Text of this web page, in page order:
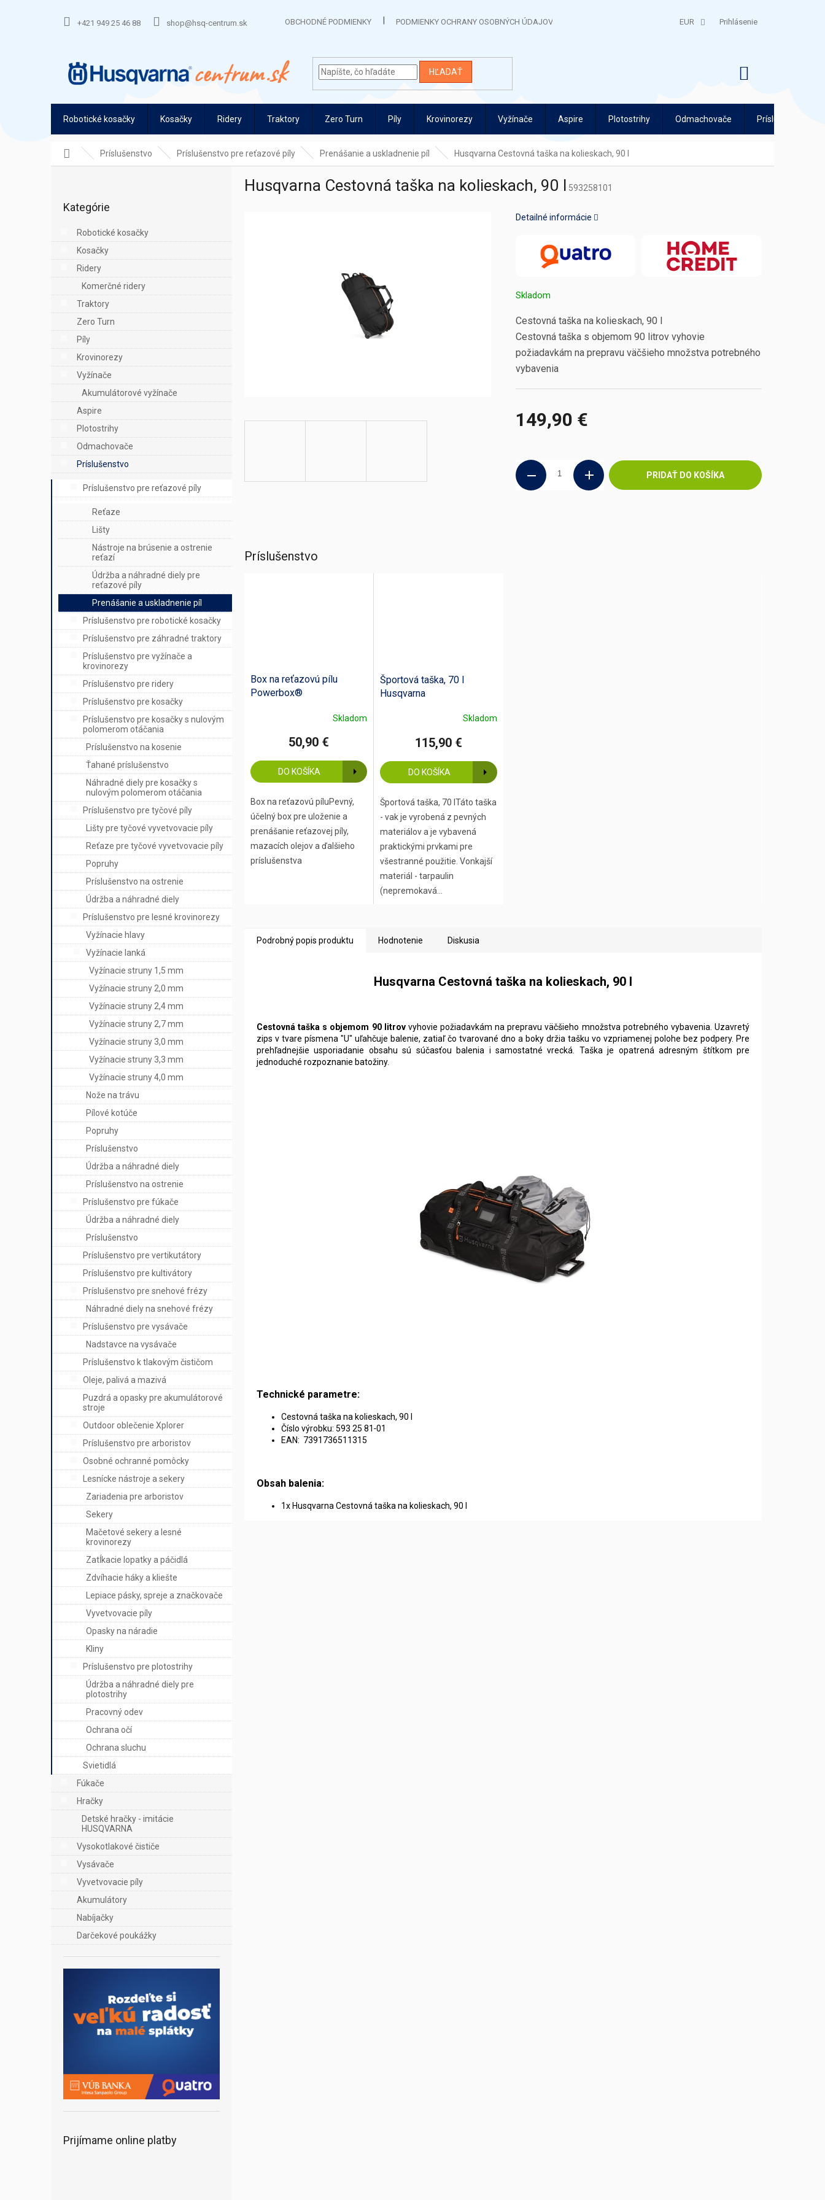
+421 949 25 46 88 shop@hsq-centrum.sk OBCHODNÉ PODMIENKY PODMIENKY OCHRANY OSOBNÝCH ÚDAJOV EUR Prihlásenie
HĽADAŤ
Robotické kosačky Kosačky Ridery Traktory Zero Turn Píly Krovinorezy Vyžínače Aspire Plotostrihy Odmachovače Príslušenstvo
DomovPríslušenstvo Príslušenstvo pre reťazové píly Prenášanie a uskladnenie píl Husqvarna Cestovná taška na kolieskach, 90 l
p
e
l
kategórie
Kategórie
Robotické kosačky
Kosačky
Ridery
Komerčné ridery
Traktory
Zero Turn
Píly
Krovinorezy
Vyžínače
Akumulátorové vyžínače
Aspire
Plotostrihy
Odmachovače
Príslušenstvo
Príslušenstvo pre reťazové píly
Reťaze
Lišty
Nástroje na brúsenie a ostrenie
reťazí
Údržba a náhradné diely pre
reťazové píly
Prenášanie a uskladnenie píl
Príslušenstvo pre robotické kosačky
Príslušenstvo pre záhradné traktory
Príslušenstvo pre vyžínače a
krovinorezy
Príslušenstvo pre ridery
Príslušenstvo pre kosačky
Príslušenstvo pre kosačky s nulovým
polomerom otáčania
Príslušenstvo na kosenie
Ťahané príslušenstvo
Náhradné diely pre kosačky s
nulovým polomerom otáčania
Príslušenstvo pre tyčové píly
Lišty pre tyčové vyvetvovacie píly
Reťaze pre tyčové vyvetvovacie píly
Popruhy
Príslušenstvo na ostrenie
Údržba a náhradné diely
Príslušenstvo pre lesné krovinorezy
Vyžínacie hlavy
Vyžínacie lanká
Vyžínacie struny 1,5 mm
Vyžínacie struny 2,0 mm
Vyžínacie struny 2,4 mm
Vyžínacie struny 2,7 mm
Vyžínacie struny 3,0 mm
Vyžínacie struny 3,3 mm
Vyžínacie struny 4,0 mm
Nože na trávu
Pílové kotúče
Popruhy
Príslušenstvo
Údržba a náhradné diely
Príslušenstvo na ostrenie
Príslušenstvo pre fúkače
Údržba a náhradné diely
Príslušenstvo
Príslušenstvo pre vertikutátory
Príslušenstvo pre kultivátory
Príslušenstvo pre snehové frézy
Náhradné diely na snehové frézy
Príslušenstvo pre vysávače
Nadstavce na vysávače
Príslušenstvo k tlakovým čističom
Oleje, palivá a mazivá
Puzdrá a opasky pre akumulátorové
stroje
Outdoor oblečenie Xplorer
Príslušenstvo pre arboristov
Osobné ochranné pomôcky
Lesnícke nástroje a sekery
Zariadenia pre arboristov
Sekery
Mačetové sekery a lesné
krovinorezy
Zatĺkacie lopatky a páčidlá
Zdvíhacie háky a kliešte
Lepiace pásky, spreje a značkovače
Vyvetvovacie píly
Opasky na náradie
Kliny
Príslušenstvo pre plotostrihy
Údržba a náhradné diely pre
plotostrihy
Pracovný odev
Ochrana očí
Ochrana sluchu
Svietidlá
Fúkače
Hračky
Detské hračky - imitácie
HUSQVARNA
Vysokotlakové čističe
Vysávače
Vyvetvovacie píly
Akumulátory
Nabíjačky
Darčekové poukážky
Prijímame online platby
Husqvarna Cestovná taška na kolieskach, 90 l 593258101
149,90 €
Skladom
PRIDAŤ DO KOŠÍKA
Cestovná taška na kolieskach, 90 l
Cestovná taška s objemom 90 litrov vyhovie
požiadavkám na prepravu väčšieho množstva potrebného
vybavenia
Detailné informácie
Príslušenstvo
Box na reťazovú pílu
Powerbox®
Skladom
50,90 €
DO KOŠÍKA
Box na reťazovú píluPevný,
účelný box pre uloženie a
prenášanie reťazovej píly,
mazacích olejov a ďalšieho
príslušenstva
Športová taška, 70 l
Husqvarna
Skladom
115,90 €
DO KOŠÍKA
Športová taška, 70 lTáto taška
- vak je vyrobená z pevných
materiálov a je vybavená
praktickými prvkami pre
všestranné použitie. Vonkajší
materiál - tarpaulin
(nepremokavá...
Podrobný popis produktu Hodnotenie Diskusia
Husqvarna Cestovná taška na kolieskach, 90 l
Cestovná taška s objemom 90 litrovvyhovie požiadavkám na prepravu väčšieho množstva potrebného vybavenia. Uzavretý
zips v tvare písmena "U" uľahčuje balenie, zatiaľ čo tvarované dno a boky držia tašku vo vzpriamenej polohe bez podpery. Pre
prehľadnejšie usporiadanie obsahu sú súčasťou balenia i samostatné vrecká. Taška je opatrená adresným štítkom pre
jednoduché rozpoznanie batožiny.
Technické parametre:
Cestovná taška na kolieskach, 90 l
Číslo výrobku: 593 25 81‑01
EAN: 7391736511315
Obsah balenia:
1x Husqvarna Cestovná taška na kolieskach, 90 l